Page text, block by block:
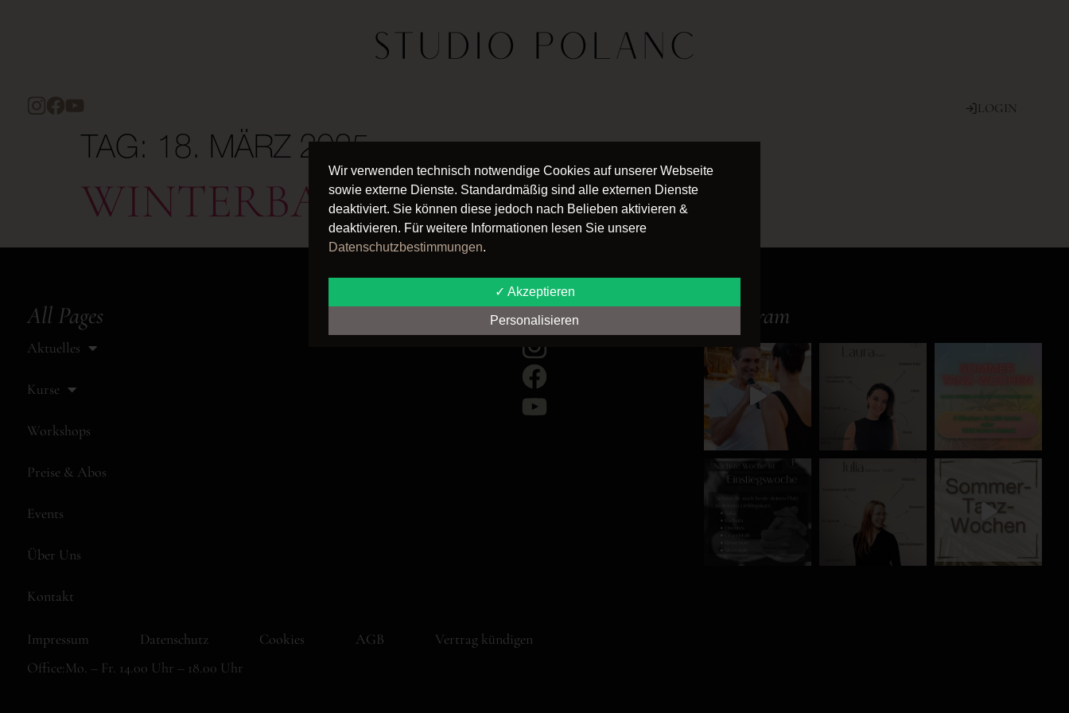
LOGIN
TAG: 18. MÄRZ 2025
WINTERBALL 2025
All Pages
Aktuelles
Kurse
Workshops
Preise & Abos
Events
Über Uns
Kontakt
Follow us Instagram
Impressum Datenschutz Cookies AGB
Vertrag kündigen
Office:Mo. – Fr. 14.00 Uhr – 18.00 Uhr
Wir verwenden technisch notwendige Cookies auf unserer Webseite
sowie externe Dienste. Standardmäßig sind alle externen Dienste
deaktiviert. Sie können diese jedoch nach Belieben aktivieren &
deaktivieren. Für weitere Informationen lesen Sie unsere
Datenschutzbestimmungen.
✓ Akzeptieren
Personalisieren